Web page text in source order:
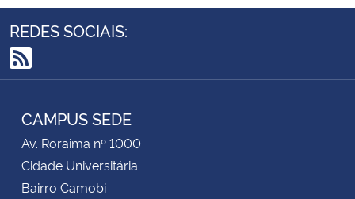
REDES SOCIAIS:
RSS
CAMPUS SEDE
Av. Roraima nº 1000
Cidade Universitária
Bairro Camobi